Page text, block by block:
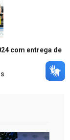
com entrega de